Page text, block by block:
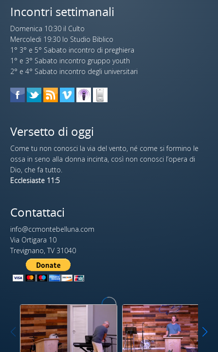
Incontri settimanali
Domenica 10:30 il Culto
Mercoledi 19:30 lo Studio Biblico
1° 3° e 5° Sabato incontro di preghiera
1° e 3° Sabato incontro gruppo youth
2° e 4° Sabato incontro degli universitari
Versetto di oggi
Come tu non conosci la via del vento, né come si formino le
ossa in seno alla donna incinta, così non conosci l’opera di
Dio, che fa tutto.
Ecclesiaste 11:5
Contattaci
info@ccmontebelluna.com
Via Ortigara 10
Trevignano, TV 31040